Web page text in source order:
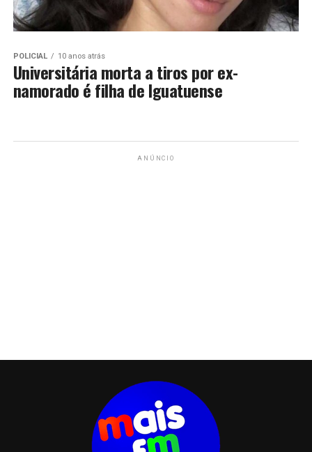
POLICIAL 10 anos atrás
Universitária morta a tiros por ex-
namorado é filha de Iguatuense
ANÚNCIO